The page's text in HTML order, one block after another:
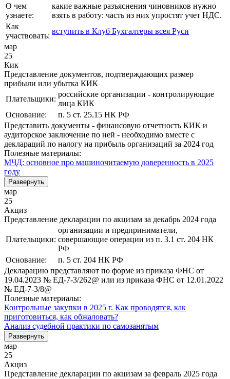
О чем
узнаете:
какие важные разъяснения чиновников нужно
взять в работу: часть из них упростят учет НДС.
Как
участвовать:
вступить в Клуб Бухгалтеры всея Руси
мар
25
Кик
Представление документов, подтверждающих размер
прибыли или убытка КИК
Плательщики:
российские организации - контролирующие
лица КИК
Основание:
п. 5 ст. 25.15 НК РФ
Представить документы - финансовую отчетность КИК и
аудиторское заключение по ней - необходимо вместе с
деклараций по налогу на прибыль организаций за 2024 год
Полезные материалы:
МЧД: основное про машиночитаемую доверенность в 2025
году
Развернуть
мар
25
Акциз
Представление декларации по акцизам за декабрь 2024 года
Плательщики:
организации и предприниматели,
совершающие операции из п. 3.1 ст. 204 НК
РФ
Основание:
п. 5 ст. 204 НК РФ
Декларацию представляют по форме из приказа ФНС от
19.04.2023 № ЕД-7-3/262@ или из приказа ФНС от 12.01.2022
№ ЕД-7-3/8@
Полезные материалы:
Контрольные закупки в 2025 г. Как проводятся, как
приготовиться, как обжаловать?
Анализ судебной практики по самозанятым
Развернуть
мар
25
Акциз
Представление декларации по акцизам за февраль 2025 года